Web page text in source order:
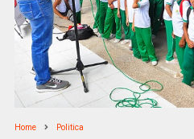
Home Politica